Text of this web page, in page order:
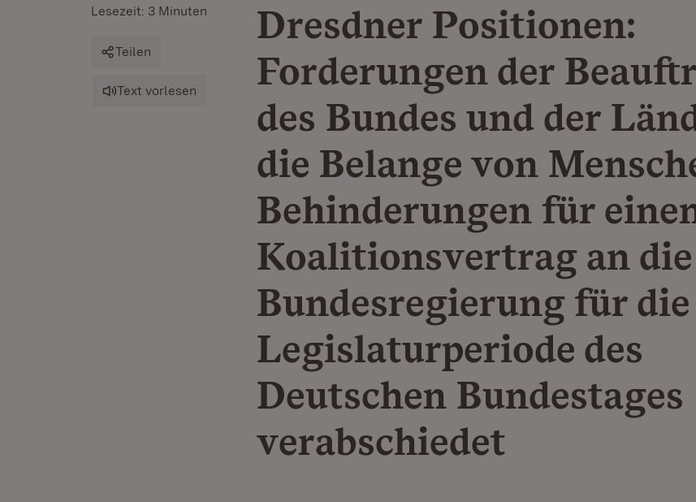
Dresdner Positionen:
Forderungen der
des Bundes und der
die Belange von
Behinderungen für
Koalitionsvertrag an die
Bundesregierung für
Legislaturperiode des
Deutschen Bundestages
verabschiedet
Lesezeit: 3 Minuten
Teilen
Text vorlesen